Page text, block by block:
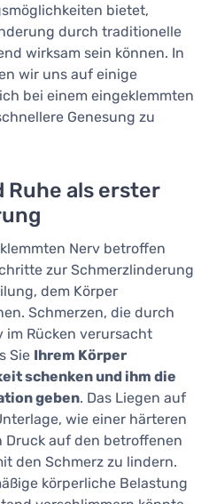
bietet,
durch traditionelle
wirksam sein können. In
wir uns auf einige
bei einem eingeklemmten
Genesung zu
Ruhe als erster
Nerv betroffen
zur Schmerzlinderung
dem Körper
Schmerzen, die durch
im Rücken verursacht
Sie Ihrem Körper
schenken und ihm die
geben. Das Liegen auf
wie einer härteren
Druck auf den betroffenen
den Schmerz zu lindern.
körperliche Belastung